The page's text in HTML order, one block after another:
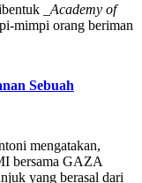
_Academy of
mimpi orang beriman
Sebuah
mengatakan,
bersama GAZA
yang berasal dari